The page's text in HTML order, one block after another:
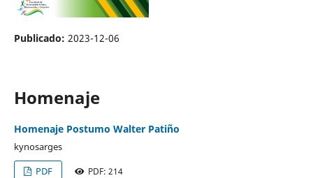
Publicado: 2023-12-06
Homenaje
Homenaje Postumo Walter Patiño
kynosarges
PDF
PDF: 214